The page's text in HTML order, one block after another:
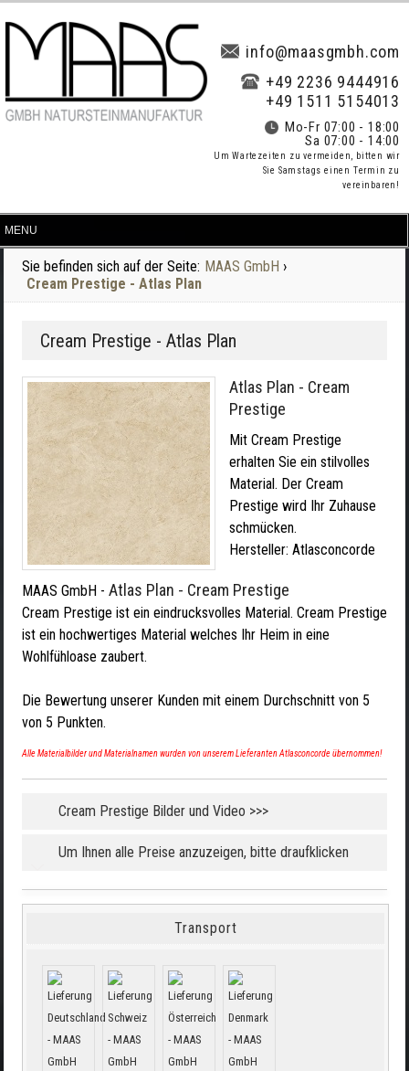
info@maasgmbh.com
+49 2236 9444916
+49 1511 5154013
Mo-Fr 07:00 - 18:00
Sa 07:00 - 14:00
Um Wartezeiten zu vermeiden, bitten wir
Sie Samstags einen Termin zu
vereinbaren!
Sie befinden sich auf der Seite: MAAS GmbH ›
Cream Prestige - Atlas Plan
Cream Prestige - Atlas Plan
Atlas Plan - Cream
Prestige
Mit Cream Prestige
erhalten Sie ein stilvolles
Material. Der Cream
Prestige wird Ihr Zuhause
schmücken.
Hersteller: Atlasconcorde
MAAS GmbH - Atlas Plan - Cream Prestige
Cream Prestige ist ein eindrucksvolles Material. Cream Prestige
ist ein hochwertiges Material welches Ihr Heim in eine
Wohlfühloase zaubert.
Die Bewertung unserer Kunden mit einem Durchschnitt von 5
von 5 Punkten.
Alle Materialbilder und Materialnamen wurden von unserem Lieferanten Atlasconcorde übernommen!
Cream Prestige Bilder und Video >>>
Um Ihnen alle Preise anzuzeigen, bitte draufklicken
Transport